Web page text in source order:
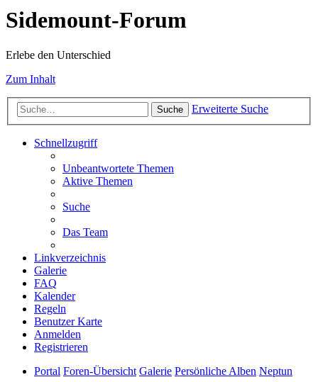
Sidemount-Forum
Erlebe den Unterschied
Zum Inhalt
Suche Erweiterte Suche
Schnellzugriff
Unbeantwortete Themen
Aktive Themen
Suche
Das Team
Linkverzeichnis
Galerie
FAQ
Kalender
Regeln
Benutzer Karte
Anmelden
Registrieren
Portal Foren-Übersicht Galerie Persönliche Alben Neptun